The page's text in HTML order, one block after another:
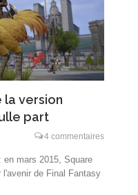
la version
part
4 commentaires
mars 2015, Square
de Final Fantasy